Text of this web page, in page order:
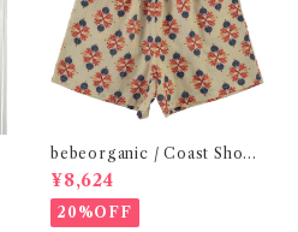
bebeorganic / Coast Short
s Under The Sea ( 3・５Y)
¥8,624
20%OFF